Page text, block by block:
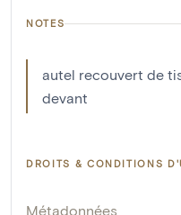
NOTES
autel recouvert de
devant
DROITS & CONDITIONS
Métadonnées